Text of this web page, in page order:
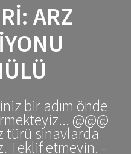
ARZ
bir adım önde
@@@
türü sınavlarda
Teklif etmeyin. -